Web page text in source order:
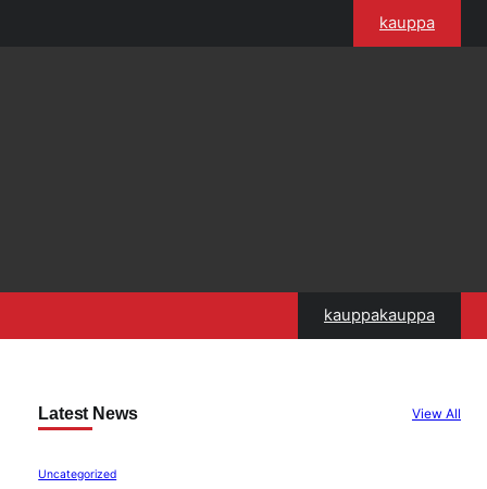
kauppa
kauppakauppa
Latest News View All
Uncategorized